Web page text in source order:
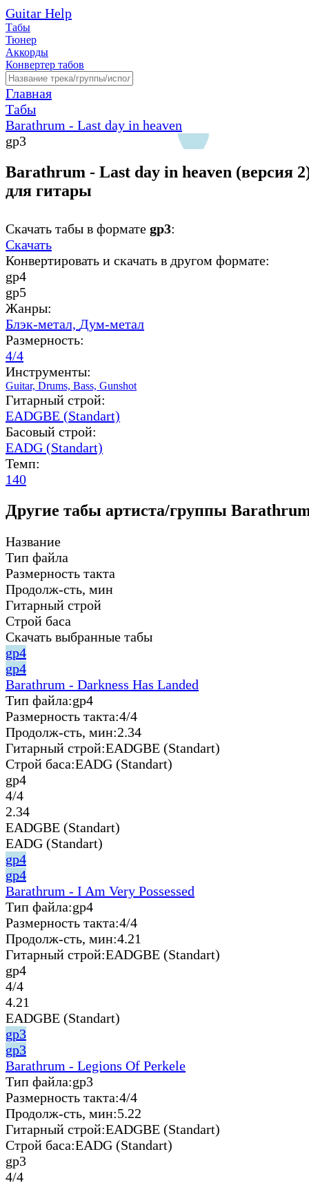
Guitar Help
Табы
Тюнер
Аккорды
Конвертер табов
Главная
Табы
Barathrum - Last day in heaven
gp3
Barathrum - Last day in heaven (версия
для гитары
Скачать табы в формате gp3:
Скачать
Конвертировать и скачать в другом формате:
gp4
gp5
Жанры:
Блэк-метал, Дум-метал
Размерность:
4/4
Инструменты:
Guitar, Drums, Bass, Gunshot
Гитарный строй:
EADGBE (Standart)
Басовый строй:
EADG (Standart)
Темп:
140
Другие табы артиста/группы
Название
Тип файла
Размерность такта
Продолж-сть, мин
Гитарный строй
Строй баса
Скачать выбранные табы
gp4
gp4
Barathrum - Darkness Has Landed
Тип файла:gp4
Размерность такта:4/4
Продолж-сть, мин:2.34
Гитарный строй:EADGBE (Standart)
Строй баса:EADG (Standart)
gp4
4/4
2.34
EADGBE (Standart)
EADG (Standart)
gp4
gp4
Barathrum - I Am Very Possessed
Тип файла:gp4
Размерность такта:4/4
Продолж-сть, мин:4.21
Гитарный строй:EADGBE (Standart)
gp4
4/4
4.21
EADGBE (Standart)
gp3
gp3
Barathrum - Legions Of Perkele
Тип файла:gp3
Размерность такта:4/4
Продолж-сть, мин:5.22
Гитарный строй:EADGBE (Standart)
Строй баса:EADG (Standart)
gp3
4/4